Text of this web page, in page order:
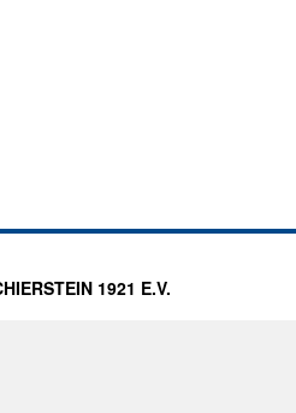
1921 E.V.